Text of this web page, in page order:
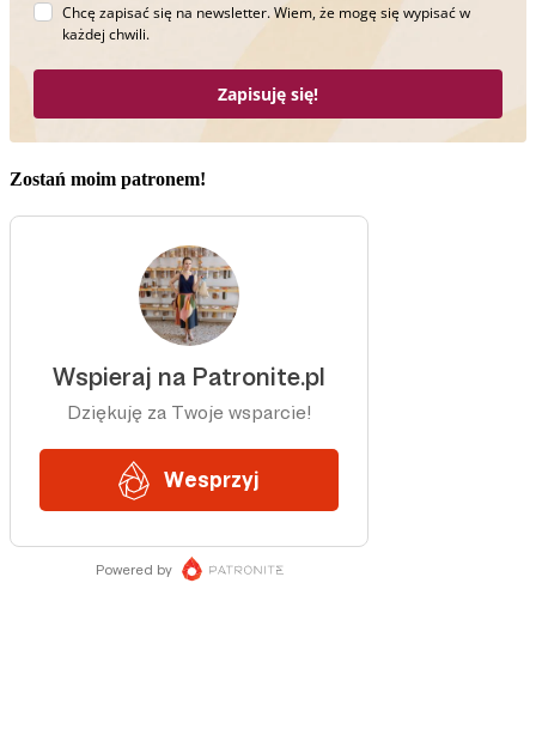
Chcę zapisać się na newsletter. Wiem, że mogę się wypisać w
każdej chwili.
Zapisuję się!
Zostań moim patronem!